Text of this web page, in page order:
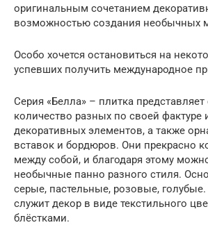
оригинальным сочетанием
возможностью создания необычных
Особо хочется остановиться на
успевших получить международное
Серия «Белла» – плитка
количество разных по своей фактуре
декоративных элементов, а также
вставок и бордюров. Они прекрасно
между собой, и благодаря этому
необычные панно разного стиля.
серые, пастельные, розовые,
служит декор в виде текстильного
блёстками.